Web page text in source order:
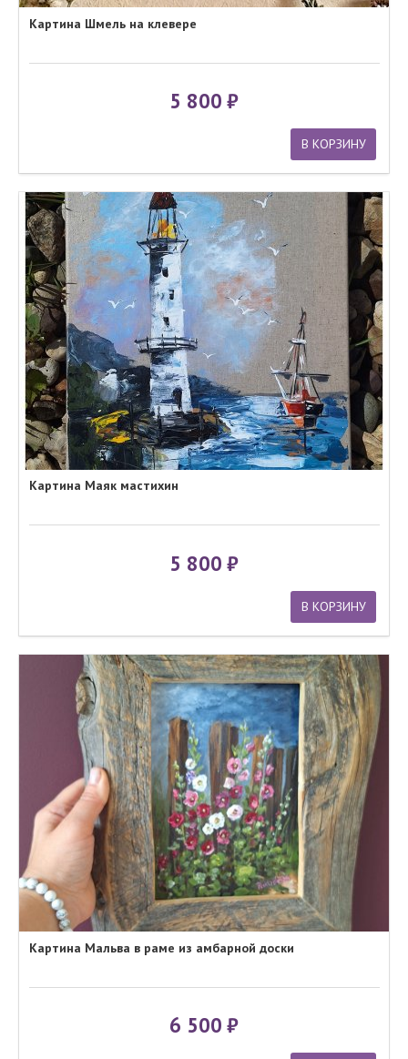
Картина Шмель на клевере
5 800
В КОРЗИНУ
Картина Маяк мастихин
5 800
В КОРЗИНУ
Картина Мальва в раме из амбарной доски
6 500